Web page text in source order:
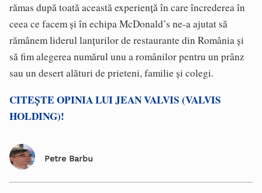
rămas după toată această experiență în care încrederea în
ceea ce facem și în echipa McDonald’s ne-a ajutat să
rămânem liderul lanțurilor de restaurante din România și
să fim alegerea numărul unu a românilor pentru un prânz
sau un desert alături de prieteni, familie și colegi.
CITEȘTE OPINIA LUI JEAN VALVIS (VALVIS
HOLDING)!
Petre Barbu